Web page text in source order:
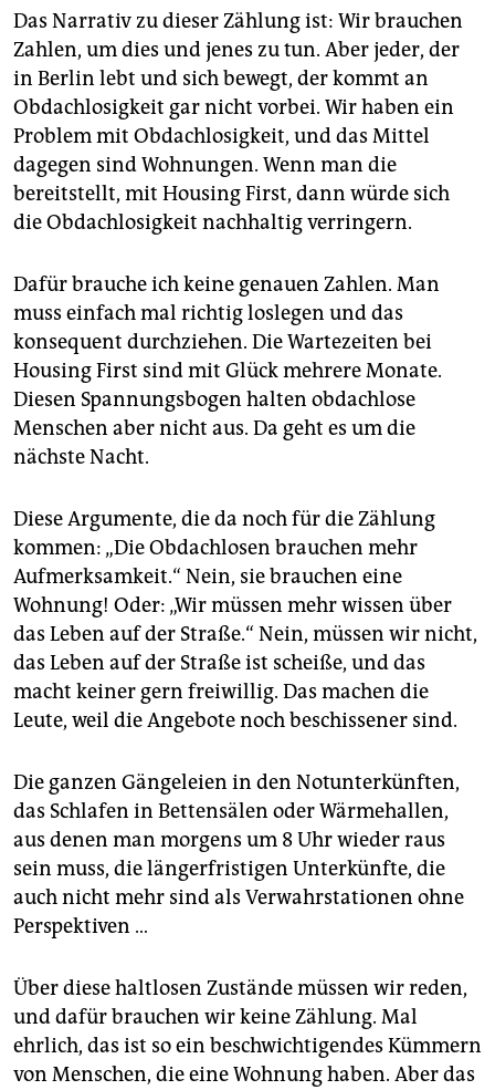
Das Narrativ zu dieser Zählung ist: Wir brauchen
Zahlen, um dies und jenes zu tun. Aber jeder, der
in Berlin lebt und sich bewegt, der kommt an
Obdachlosigkeit gar nicht vorbei. Wir haben ein
Problem mit Obdachlosigkeit, und das Mittel
dagegen sind Wohnungen. Wenn man die
bereitstellt, mit Housing First, dann würde sich
die Obdachlosigkeit nachhaltig verringern.
Dafür brauche ich keine genauen Zahlen. Man
muss einfach mal richtig loslegen und das
konsequent durchziehen. Die Wartezeiten bei
Housing First sind mit Glück mehrere Monate.
Diesen Spannungsbogen halten obdachlose
Menschen aber nicht aus. Da geht es um die
nächste Nacht.
Diese Argumente, die da noch für die Zählung
kommen: „Die Obdachlosen brauchen mehr
Aufmerksamkeit.“ Nein, sie brauchen eine
Wohnung! Oder: „Wir müssen mehr wissen über
das Leben auf der Straße.“ Nein, müssen wir nicht,
das Leben auf der Straße ist scheiße, und das
macht keiner gern freiwillig. Das machen die
Leute, weil die Angebote noch beschissener sind.
Die ganzen Gängeleien in den Notunterkünften,
das Schlafen in Bettensälen oder Wärmehallen,
aus denen man morgens um 8 Uhr wieder raus
sein muss, die längerfristigen Unterkünfte, die
auch nicht mehr sind als Verwahrstationen ohne
Perspektiven …
Über diese haltlosen Zustände müssen wir reden,
und dafür brauchen wir keine Zählung. Mal
ehrlich, das ist so ein beschwichtigendes Kümmern
von Menschen, die eine Wohnung haben. Aber das